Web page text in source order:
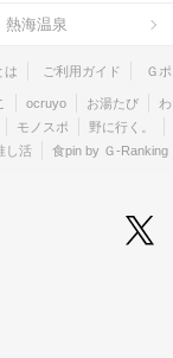
熱海温泉
は ご利用ガイド Ｇ
ocruyo お湯たび
モノスポ 野に行く。
し活 食pin by Ｇ-Ranking